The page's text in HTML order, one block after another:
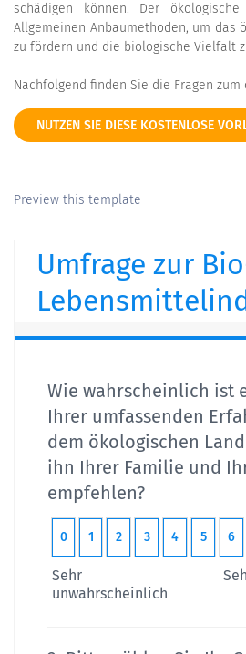
schädigen können. Der
Allgemeinen Anbaumethoden, um das
zu fördern und die biologische Vielfalt
Nachfolgend finden Sie die Fragen
NUTZEN SIE DIESE KOSTENLOSE
Preview this template